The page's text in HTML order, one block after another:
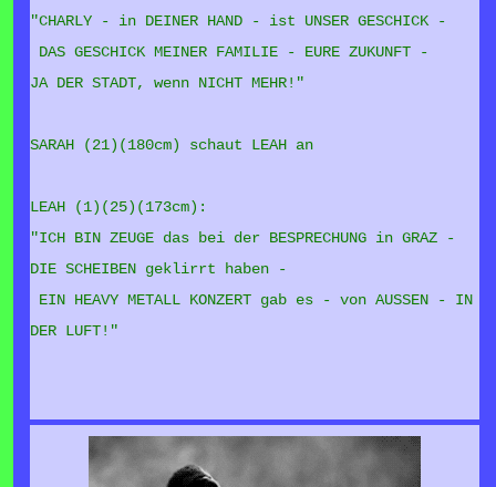
"CHARLY - in DEINER HAND - ist UNSER GESCHICK -
DAS GESCHICK MEINER FAMILIE - EURE ZUKUNFT -
JA DER STADT, wenn NICHT MEHR!"
SARAH (21)(180cm) schaut LEAH an
LEAH (1)(25)(173cm):
"ICH BIN ZEUGE das bei der BESPRECHUNG in GRAZ -
DIE SCHEIBEN geklirrt haben -
EIN HEAVY METALL KONZERT gab es - von AUSSEN - IN
DER LUFT!"